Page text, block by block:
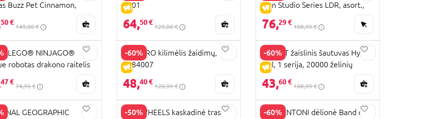
Buzz Pet Cinnamon,
50 €
149,00 €
IŠPARDAVIMAS
5701
64,50 €
129,00 €
IŠPARDAVIMAS
Gen Studio Series LDR, asort.,
E0703EU6
76,29 €
108,99 €
LEGO® NINJAGO®
robotas drakono raitelis
47 €
74,95 €
-60%
IŠPARDAVIMAS
PLAYGRO kilimėlis žaidimų,
0184007
48,40 €
120,99 €
-60%
IŠPARDAVIMAS
X-SHOT žaislinis šautuvas Hyper
Gel, 1 serija, 20000 želinių
rutuliukų, asort., 36620
43,60 €
108,99 €
GEOGRAPHIC
-50%
HOT WHEELS kaskadinė trasa –
-60%
CLEMENTONI dėlionė Band of